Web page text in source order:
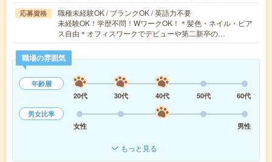
応募資格
職種未経験OK / ブランクOK / 英語力不要
未経験OK！学歴不問！WワークOK！＊髪色・ネイル・ピア
ス自由＊オフィスワークでデビューや第二新卒の…
職場の雰囲気
年齢層
20代
30代 40代 50代
60代
男女比率
女性
男性
もっと見る